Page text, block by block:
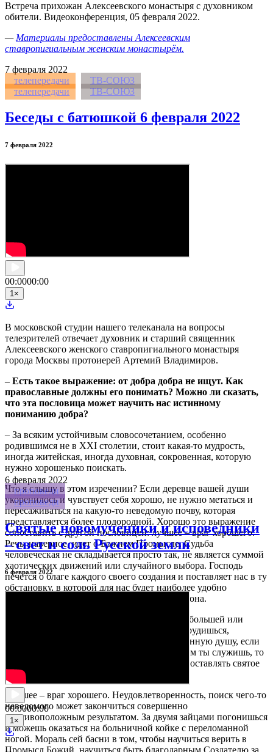
Встреча прихожан Алексеевского монастыря с духовником
обители. Видеоконференция, 05 февраля 2022.
— Материалы предоставлены Алексеевским
ставропигиальным женским монастырём.
7 февраля 2022
телепередачи
ТВ-СОЮЗ
телепередачи
ТВ-СОЮЗ
Беседы с батюшкой 6 февраля 2022
7 февраля 2022
00:0000:00
1×
В московской студии нашего телеканала на вопросы
телезрителей отвечает духовник и старший священник
Алексеевского женского ставропигиального монастыря
города Москвы протоиерей Артемий Владимиров.
– Есть такое выражение: от добра добра не ищут. Как
православные должны его понимать? Можно ли сказать,
что эта пословица может научить нас истинному
пониманию добра?
– За всяким устойчивым словосочетанием, особенно
родившимся не в XXI столетии, стоит какая-то мудрость,
иногда житейская, иногда духовная, сокровенная, которую
нужно хорошенько поискать.
Что я слышу в этом изречении? Если деревце вашей души
укоренилось и чувствует себя хорошо, не нужно метаться и
пересаживаться на какую-то неведомую почву, которая
представляется более плодородной. Хорошо это выражение
сопоставить с другой пословицей: лучшее – враг хорошего.
Речь, наверное, идет о Божием Промысле. Судьба
человеческая не складывается просто так, не является суммой
хаотических движений или случайного выбора. Господь
печется о благе каждого своего создания и поставляет нас в ту
обстановку, в которой для нас будет наиболее удобно
выполнение Его вечного нравственного закона.
От добра добра не ищут. Если твоя жизнь в большей или
меньшей степени упорядоченная, если ты трудишься,
созидаешь свой дом, а прежде всего собственную душу, если
есть круг людей, которым ты нужен, которым ты служишь, то
не следует легкомысленно от этого сбегать, оставлять святое
место пустым, показывать тыл оппонентам.
Лучшее – враг хорошего. Неудовлетворенность, поиск чего-то
неведомого может закончиться совершенно
противоположным результатом. За двумя зайцами погонишься
и можешь оказаться на больничной койке с переломанной
ногой. Мораль сей басни в том, чтобы научиться верить в
6 февраля 2022
проповеди
проповеди
Святые новомученики и исповедники
– свет и соль Русской земли
6 февраля 2022
00:0000:00
1×